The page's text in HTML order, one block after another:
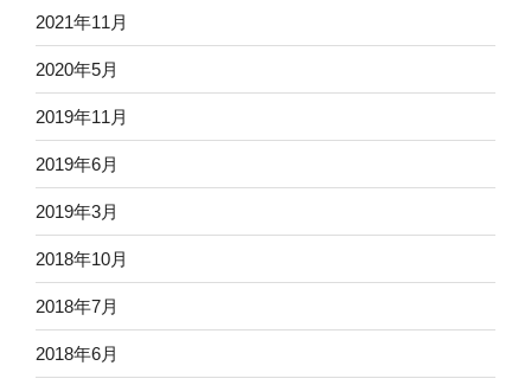
2021年11月
2020年5月
2019年11月
2019年6月
2019年3月
2018年10月
2018年7月
2018年6月